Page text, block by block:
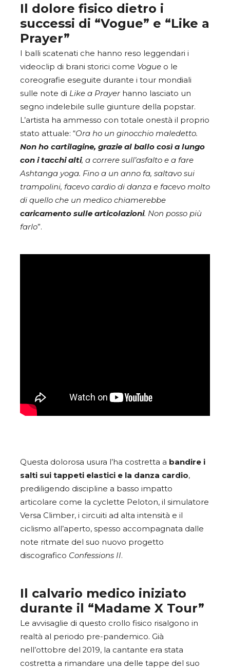
Il dolore fisico dietro i
successi di “Vogue” e “Like a
Prayer”
I balli scatenati che hanno reso leggendari i
videoclip di brani storici come Vogue o le
coreografie eseguite durante i tour mondiali
sulle note di Like a Prayerhanno lasciato un
segno indelebile sulle giunture della popstar.
L’artista ha ammesso con totale onestà il proprio
stato attuale: “Ora ho un ginocchio maledetto.
Non ho cartilagine, grazie al ballo così a lungo
con i tacchi alti, a correre sull’asfalto e a fare
Ashtanga yoga. Fino a un anno fa, saltavo sui
trampolini, facevo cardio di danza e facevo molto
di quello che un medico chiamerebbe
caricamento sulle articolazioni. Non posso più
farlo”.
Questa dolorosa usura l’ha costretta a bandire i
salti sui tappeti elastici e la danza cardio,
prediligendo discipline a basso impatto
articolare come la cyclette Peloton, il simulatore
Versa Climber, i circuiti ad alta intensità e il
ciclismo all’aperto, spesso accompagnata dalle
note ritmate del suo nuovo progetto
discografico Confessions II.
Il calvario medico iniziato
durante il “Madame X Tour”
Le avvisaglie di questo crollo fisico risalgono in
realtà al periodo pre-pandemico. Già
nell’ottobre del 2019, la cantante era stata
costretta a rimandare una delle tappe del suo